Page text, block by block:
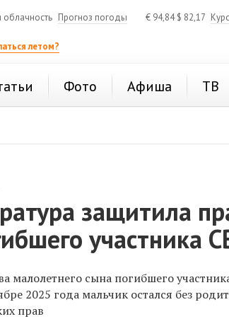
облачность Прогноз погоды € 94,84$ 82,17
летом?
Фото Афиша ТВ
защитила
участника
малолетнего сына погибшего
2025 года мальчик остался без
прав